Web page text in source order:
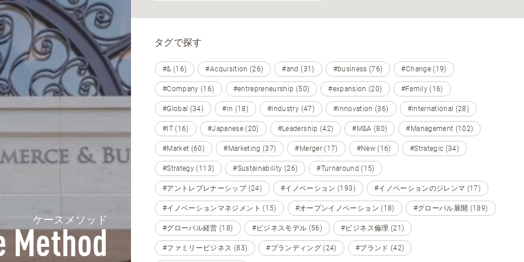
ケースメソッド
Method
タグで探す
#& (16) #Acquisition (26) #and (31) #business (76) #Change (19)
#Company (16) #entrepreneurship (50) #expansion (20) #Family (16)
#Global (34) #in (18) #industry (47) #innovation (36) #international (28)
#IT (16) #Japanese (20) #Leadership (42) #M&A (80) #Management (102)
#Market (60) #Marketing (37) #Merger (17) #New (16) #Strategic (34)
#Strategy (113) #Sustainability (26) #Turnaround (15)
#アントレプレナーシップ (24) #イノベーション (193) #イノベーションのジレンマ (17)
#イノベーションマネジメント (15) #オープンイノベーション (18) #グローバル展開 (189)
#グローバル経営 (18) #ビジネスモデル (56) #ビジネス倫理 (21)
#ファミリービジネス (83) #ブランディング (24) #ブランド (42)